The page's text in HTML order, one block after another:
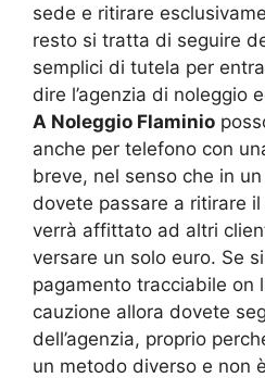
sede e ritirare
resto si tratta di seguire
semplici di tutela per
dire l’agenzia di noleggio
A Noleggio Flaminio
anche per telefono con
breve, nel senso che in
dovete passare a ritirare
verrà affittato ad altri
versare un solo euro. Se
pagamento tracciabile on
cauzione allora dovete
dell’agenzia, proprio
un metodo diverso e non